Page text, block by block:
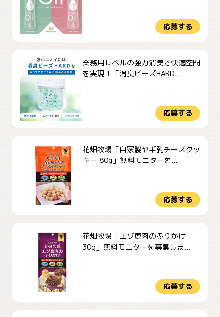
応募する
業務用レベルの強力消臭で快適空間
を実現！「消臭ビーズHARD...
応募する
花畑牧場「自家製ヤギ乳チーズクッ
キー 80g」無料モニターを...
応募する
花畑牧場「エゾ鹿肉のふりかけ
30g」無料モニターを募集しま...
応募する